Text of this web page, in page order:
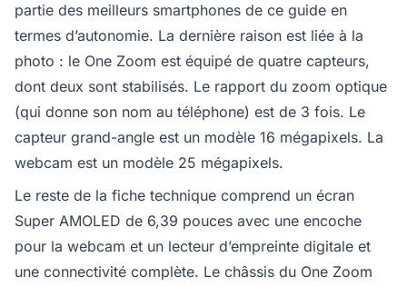
partie des meilleurs smartphones de ce guide en
termes d’autonomie. La dernière raison est liée à la
photo : le One Zoom est équipé de quatre capteurs,
dont deux sont stabilisés. Le rapport du zoom optique
(qui donne son nom au téléphone) est de 3 fois. Le
capteur grand-angle est un modèle 16 mégapixels. La
webcam est un modèle 25 mégapixels.
Le reste de la fiche technique comprend un écran
Super AMOLED de 6,39 pouces avec une encoche
pour la webcam et un lecteur d’empreinte digitale et
une connectivité complète. Le châssis du One Zoom